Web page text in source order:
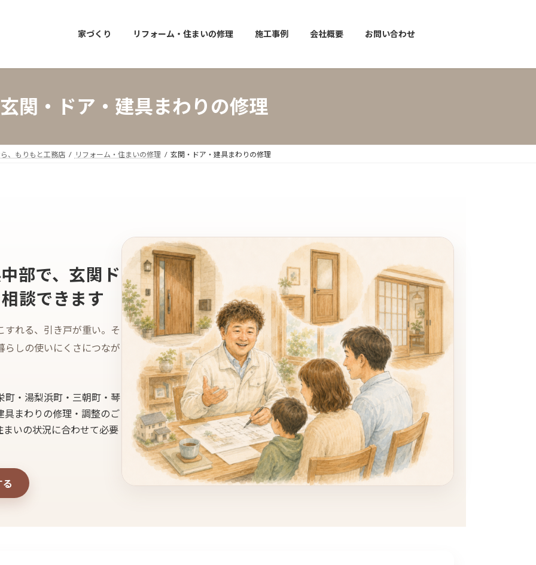
家づくり リフォーム・住まいの修理 施工事例 会社概要 お問い合わせ
玄関・ドア・建具まわりの修理
、もりもと工務店 リフォーム・住まいの修理 玄関・ドア・建具まわりの修理
部で、玄関ド
談できます
すれる、引き戸が重い。そ
らしの使いにくさにつなが
町・湯梨浜町・三朝町・琴
具まわりの修理・調整のご
いの状況に合わせて必要